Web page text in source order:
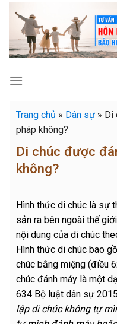
content
Trang chủ » Dân sự » Di
pháp không?
Di chúc được
không?
Hình thức di chúc là sự
sản ra bên ngoài thế
nội dung của di chúc
Hình thức di chúc bao
chúc bằng miệng (điều
chúc đánh máy là một
634 Bộ luật dân sự
lập di chúc không tự